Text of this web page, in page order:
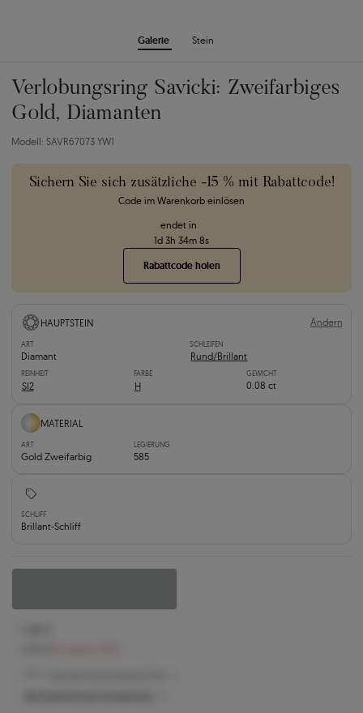
Galerie Stein
Verlobungsring Savicki: Zweifarbiges
Gold, Diamanten
Modell: SAVR67073 YW1
Sichern Sie sich zusätzliche -15 % mit Rabattcode!
Code im Warenkorb einlösen
endet in
1d 3h 34m 7s
Rabattcode holen
HAUPTSTEIN Ändern
ART
Diamant
SCHLEIFEN
Rund/Brillant
REINHEIT
SI2
FARBE
H
GEWICHT
0.08 ct
MATERIAL
ART
Gold Zweifarbig
LEGIERUNG
585
SCHLIFF
Brillant-Schliff